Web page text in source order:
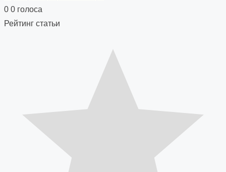
navigation
0 0 голоса
Рейтинг статьи